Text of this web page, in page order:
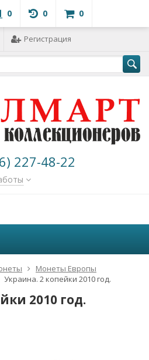
0 0 0
Регистрация
227-48-22
Монеты Европы
Украина. 2 копейки 2010 год.
2010 год.